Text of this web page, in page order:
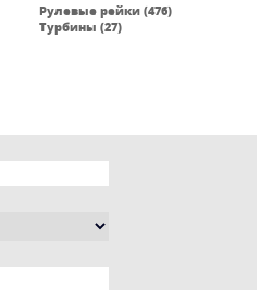
Рулевые рейки (476)
Турбины (27)